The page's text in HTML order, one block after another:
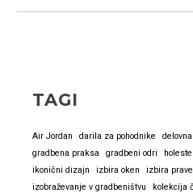
ne
TAGI
Air Jordan darila za pohodnike
gradbena praksa
gradbeni odri
ikonični dizajn
izbira oken izbira
izobraževanje v gradbeništvu
kolekcija